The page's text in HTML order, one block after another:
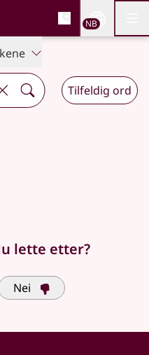
og
NB
Tilfeldig ord
lette etter?
Nei